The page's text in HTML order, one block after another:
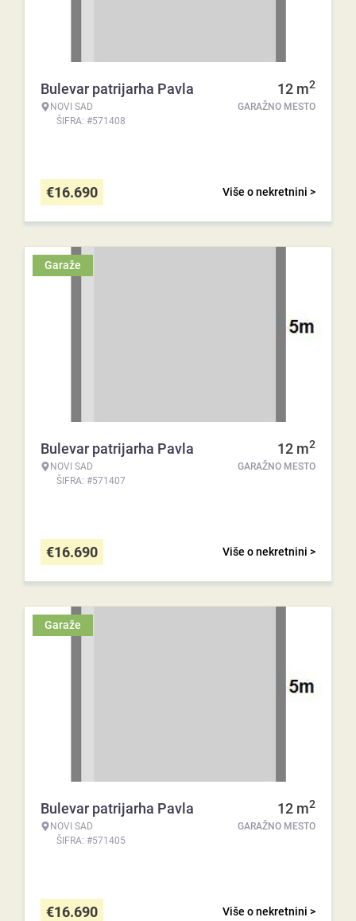
Bulevar patrijarha Pavla
NOVI SAD
ŠIFRA: #571408
12 m2
GARAŽNO MESTO
Više o nekretnini >
€16.690
Garaže
Bulevar patrijarha Pavla
NOVI SAD
ŠIFRA: #571407
12 m2
GARAŽNO MESTO
Više o nekretnini >
€16.690
Garaže
Bulevar patrijarha Pavla
NOVI SAD
ŠIFRA: #571405
12 m2
GARAŽNO MESTO
Više o nekretnini >
€16.690